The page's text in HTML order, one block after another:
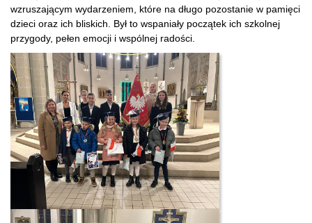
wzruszającym wydarzeniem, które na długo pozostanie w pamięci
dzieci oraz ich bliskich. Był to wspaniały początek ich szkolnej
przygody, pełen emocji i wspólnej radości.